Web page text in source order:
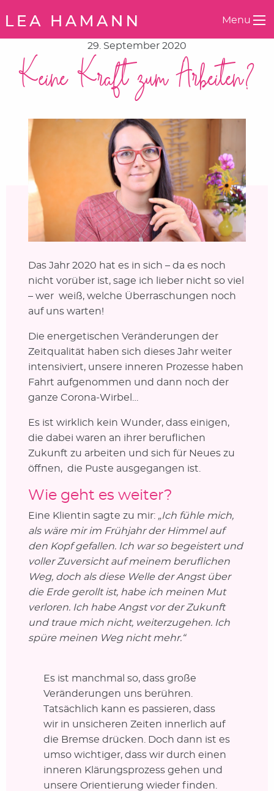
Menu
29. September 2020
Keine Kraft zum Arbeiten?
Das Jahr 2020 hat es in sich – da es noch
nicht vorüber ist, sage ich lieber nicht so viel
– wer weiß, welche Überraschungen noch
auf uns warten!
Die energetischen Veränderungen der
Zeitqualität haben sich dieses Jahr weiter
intensiviert, unsere inneren Prozesse haben
Fahrt aufgenommen und dann noch der
ganze Corona-Wirbel…
Es ist wirklich kein Wunder, dass einigen,
die dabei waren an ihrer beruflichen
Zukunft zu arbeiten und sich für Neues zu
öffnen, die Puste ausgegangen ist.
Wie geht es weiter?
Eine Klientin sagte zu mir: „Ich fühle mich,
als wäre mir im Frühjahr der Himmel auf
den Kopf gefallen. Ich war so begeistert und
voller Zuversicht auf meinem beruflichen
Weg, doch als diese Welle der Angst über
die Erde gerollt ist, habe ich meinen Mut
verloren. Ich habe Angst vor der Zukunft
und traue mich nicht, weiterzugehen. Ich
spüre meinen Weg nicht mehr.“
Es ist manchmal so, dass große
Veränderungen uns berühren.
Tatsächlich kann es passieren, dass
wir in unsicheren Zeiten innerlich auf
die Bremse drücken. Doch dann ist es
umso wichtiger, dass wir durch einen
inneren Klärungsprozess gehen und
unsere Orientierung wieder finden.